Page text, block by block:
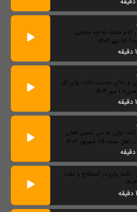
کلام خلفاء به چه معنایی
1403
و دلالی حدیث «انت ولی کل
1403
اولی به من نفسی فعلی
25 شهریور 1403
- کلمه ولی در اصطلاح و لغت